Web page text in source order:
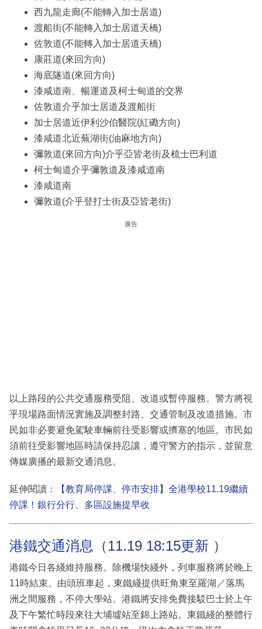
西九龍走廊(不能轉入加士居道)
渡船街(不能轉入加士居道天橋)
佐敦道(不能轉入加士居道天橋)
康莊道(來回方向)
海底隧道(來回方向)
漆咸道南、暢運道及柯士甸道的交界
佐敦道介乎加士居道及渡船街
加士居道近伊利沙伯醫院(紅磡方向)
漆咸道北近蕪湖街(油麻地方向)
彌敦道(來回方向)介乎亞皆老街及梳士巴利道
柯士甸道介乎彌敦道及漆咸道南
漆咸道南
彌敦道(介乎登打士街及亞皆老街)
廣告
以上路段的公共交通服務受阻、改道或暫停服務。警方將視
乎現場路面情況實施及調整封路、交通管制及改道措施。市
民如非必要避免駕駛車輛前往受影響或擠塞的地區。市民如
須前往受影響地區時請保持忍讓，遵守警方的指示，並留意
傳媒廣播的最新交通消息。
延伸閱讀：
【教育局停課、停市安排】全港學校11.19繼續
停課！銀行分行、多區設施提早收
港鐵交通消息（11.19 18:15更新 ）
港鐵今日各綫維持服務。除機場快綫外，列車服務將於晚上
11時結束。由頭班車起，東鐵綫提供旺角東至羅湖／落馬
洲之間服務，不停大學站。港鐵將安排免費接駁巴士於上午
及下午繁忙時段來往大埔墟站至錦上路站。東鐵綫的整體行